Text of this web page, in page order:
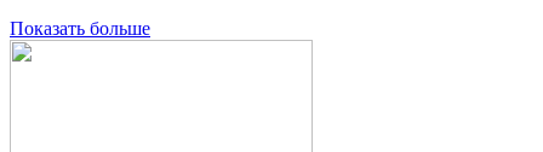
Показать больше